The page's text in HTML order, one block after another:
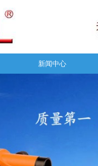
新闻中心